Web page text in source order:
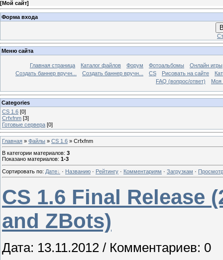
[Мой сайт]
Форма входа
Меню сайта
Главная страница Каталог файлов Форум Фотоальбомы
Онлайн игры
Создать баннер вручн...
Создать баннер вручн... CS Рисовать на сайте
FAQ (вопрос/ответ)
Моя
Categories
CS 1.6 [0]
Crfxfnm [3]
Готовые сервера [0]
Главная » Файлы » CS 1.6 » Crfxfnm
В категории материалов: 3
Показано материалов: 1-3
Сортировать по: Дате · Названию · Рейтингу · Комментариям · Загрузкам ·
CS 1.6 Final Release
and ZBots)
Дата: 13.11.2012 / Комментариев: 0